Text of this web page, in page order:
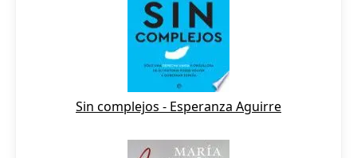
Sin complejos - Esperanza Aguirre